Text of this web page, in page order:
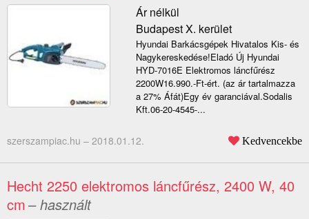
Ár nélkül
Budapest X. kerület
Hyundai Barkácsgépek Hivatalos Kis- és
Nagykereskedése!Eladó Új Hyundai
HYD-7016E Elektromos láncfűrész
2200W16.990.-Ft-ért. (az ár tartalmazza
a 27% Áfát)Egy év garanciával.Sodalis
Kft.06-20-4545-...
szerszampiac.hu – 2018.01.12. Kedvencekbe
Hecht 2250 elektromos láncfűrész, 2400 W, 40
cm– használt